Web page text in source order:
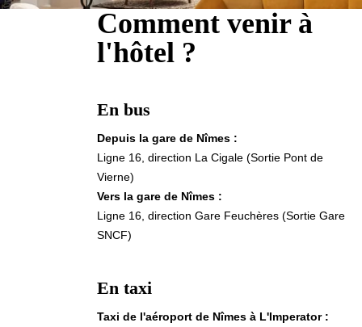
Comment venir à
l'hôtel ?
En bus
Depuis la gare de Nîmes :
Ligne 16, direction La Cigale (Sortie Pont de
Vierne)
Vers la gare de Nîmes :
Ligne 16, direction Gare Feuchères (Sortie Gare
SNCF)
En taxi
Taxi de l'aéroport de Nîmes à L'Imperator :
Français
Español
English
Hôtel
Chambres
Suites
Maisons
Gastronomie par Pierre Gagnaire
Bar Hemingway
Feria des Vendanges ♫
Séminaires & Événements
Engagements
Galerie photos